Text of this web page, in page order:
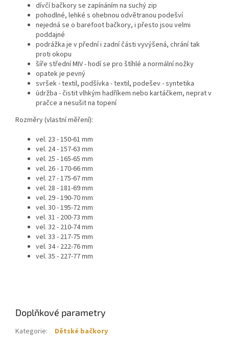
dívčí bačkory se zapínáním na suchý zip
pohodlné, lehké s ohebnou odvětranou podešví
nejedná se o barefoot bačkory, i přesto jsou velmi
poddajné
podrážka je v přední i zadní části vyvýšená, chrání tak
proti okopu
šíře střední MIV - hodí se pro štíhlé a normální nožky
opatek je pevný
svršek - textil, podšívka - textil, podešev - syntetika
údržba - čistit vlhkým hadříkem nebo kartáčkem, neprat v
pračce a nesušit na topení
Rozměry (vlastní měření):
vel. 23 - 150-61 mm
vel. 24 - 157-63 mm
vel. 25 - 165-65 mm
vel. 26 - 170-66 mm
vel. 27 - 175-67 mm
vel. 28 - 181-69 mm
vel. 29 - 190-70 mm
vel. 30 - 195-72 mm
vel. 31 - 200-73 mm
vel. 32 - 210-74 mm
vel. 33 - 217-75 mm
vel. 34 - 222-76 mm
vel. 35 - 227-77 mm
Doplňkové parametry
Kategorie:
Dětské bačkory